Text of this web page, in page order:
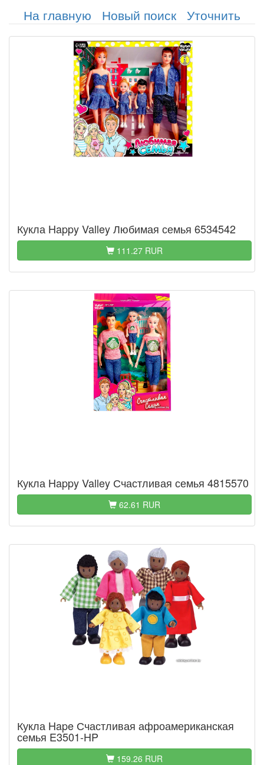
На главную Новый поиск Уточнить
Кукла Happy Valley Любимая семья 6534542
111.27 RUR
Кукла Happy Valley Счастливая семья 4815570
62.61 RUR
Кукла Hape Счастливая афроамериканская
семья E3501-HP
159.26 RUR